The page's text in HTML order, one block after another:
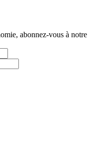
abonnez-vous à notre